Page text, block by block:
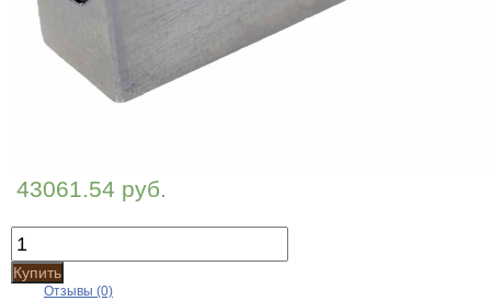
43061.54 руб.
Купить
Отзывы (0)